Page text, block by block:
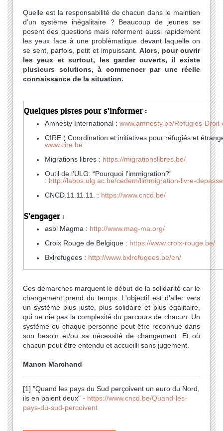
Quelle est la responsabilité de chacun dans le maintien
d’un système inégalitaire ? Beaucoup de jeunes se
posent des questions mais referment aussi rapidement
les yeux face à une problématique devant laquelle on
se sent, parfois, petit et impuissant. Alors, pour ouvrir
les yeux et surtout, les garder ouverts, il existe
plusieurs solutions, à commencer par une réelle
connaissance de la situation.
Quelques pistes pour s’informer :
Amnesty International : www.amnesty.be/Refugies-
CIRE ( Coordination et initiatives pour réfugiés et
www.cire.be
Migrations libres : https://migrationslibres.be/
Outil de l’ULG: “Pourquoi l’immigration?”
: http://labos.ulg.ac.be/cedem/limmigration-livre-
CNCD.11.11.11. : https://www.cncd.be/
S’engager :
asbl Magma : http://www.mag-ma.org/
Croix Rouge de Belgique : https://www.croix-rouge.be/
Bxlrefugees : http://www.bxlrefugees.be/en/
Ces démarches marquent le début de la solidarité car le
changement prend du temps. L'objectif est d’aller vers
un système plus juste, plus solidaire et plus égalitaire,
qui ne nie pas la complexité du parcours de chacun. Un
système où chaque personne peut être reconnue dans
son besoin et/ou sa nécessité de changement. Et où
chacun peut être entendu et accueilli sans jugement.
Manon Marchand
[1] "Quand les pays du Sud perçoivent un euro du Nord,
ils en paient deux" - https://www.cncd.be/Quand-les-
pays-du-sud-percoivent